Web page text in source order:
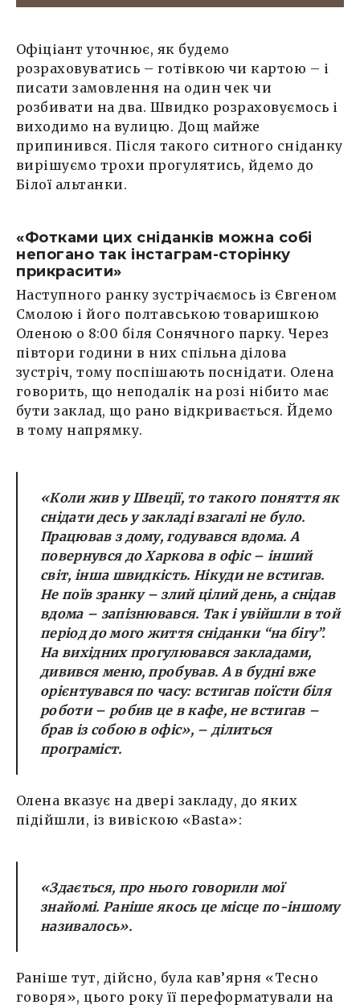
Офіціант уточнює, як будемо
розраховуватись – готівкою чи картою – і
писати замовлення на один чек чи
розбивати на два. Швидко розраховуємось і
виходимо на вулицю. Дощ майже
припинився. Після такого ситного сніданку
вирішуємо трохи прогулятись, йдемо до
Білої альтанки.
«Фотками цих сніданків можна собі
непогано так інстаграм-сторінку
прикрасити»
Наступного ранку зустрічаємось із Євгеном
Смолою і його полтавською товаришкою
Оленою о 8:00 біля Сонячного парку. Через
півтори години в них спільна ділова
зустріч, тому поспішають поснідати. Олена
говорить, що неподалік на розі нібито має
бути заклад, що рано відкривається. Йдемо
в тому напрямку.
«Коли жив у Швеції, то такого поняття як
снідати десь у закладі взагалі не було.
Працював з дому, годувався вдома. А
повернувся до Харкова в офіс – інший
світ, інша швидкість. Нікуди не встигав.
Не поїв зранку – злий цілий день, а снідав
вдома – запізнювався. Так і увійшли в той
період до мого життя сніданки “на бігу”.
На вихідних прогулювався закладами,
дивився меню, пробував. А в будні вже
орієнтувався по часу: встигав поїсти біля
роботи – робив це в кафе, не встигав –
брав із собою в офіс», – ділиться
програміст.
Олена вказує на двері закладу, до яких
підійшли, із вивіскою «Basta»:
«Здається, про нього говорили мої
знайомі. Раніше якось це місце по-іншому
називалось».
Раніше тут, дійсно, була кав’ярня «Тесно
говоря», цього року її переформатували на